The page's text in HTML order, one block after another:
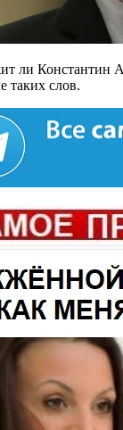
ли Константин
таких слов.